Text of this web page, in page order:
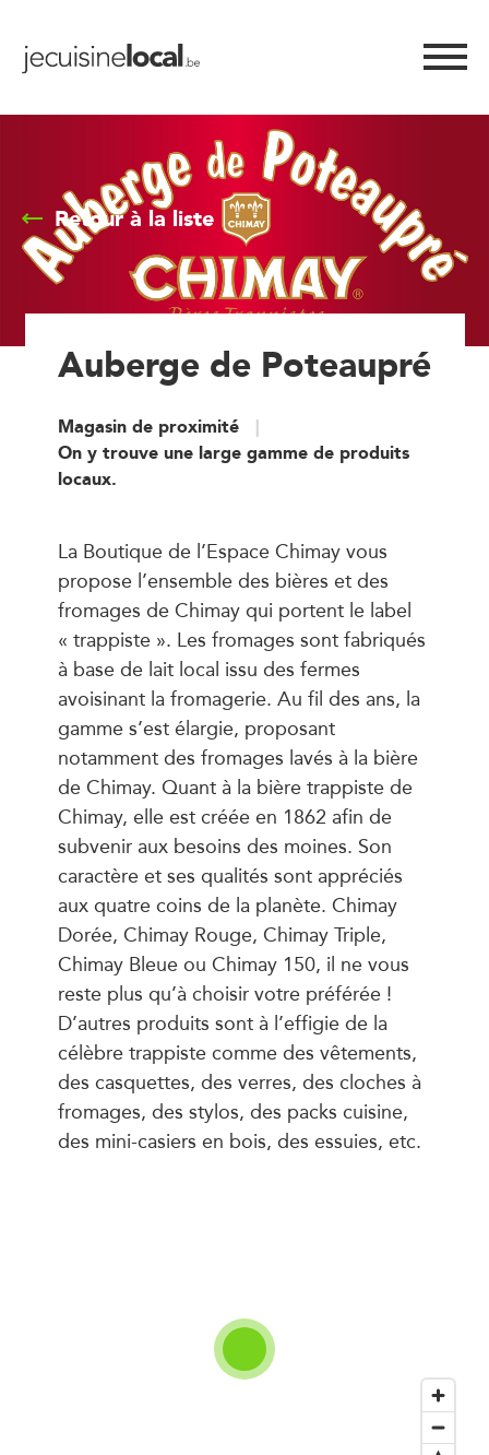
Retour à la liste
Auberge de Poteaupré
Magasin de proximité
On y trouve une large gamme de produits
locaux.
La Boutique de l’Espace Chimay vous
propose l’ensemble des bières et des
fromages de Chimay qui portent le label
« trappiste ». Les fromages sont fabriqués
à base de lait local issu des fermes
avoisinant la fromagerie. Au fil des ans, la
gamme s’est élargie, proposant
notamment des fromages lavés à la bière
de Chimay. Quant à la bière trappiste de
Chimay, elle est créée en 1862 afin de
subvenir aux besoins des moines. Son
caractère et ses qualités sont appréciés
aux quatre coins de la planète. Chimay
Dorée, Chimay Rouge, Chimay Triple,
Chimay Bleue ou Chimay 150, il ne vous
reste plus qu’à choisir votre préférée !
D’autres produits sont à l’effigie de la
célèbre trappiste comme des vêtements,
des casquettes, des verres, des cloches à
fromages, des stylos, des packs cuisine,
des mini-casiers en bois, des essuies, etc.